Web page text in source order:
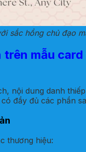
sắc hồng chủ đạo
trên mẫu
nội dung danh
đầy đủ các phần
thương hiệu: